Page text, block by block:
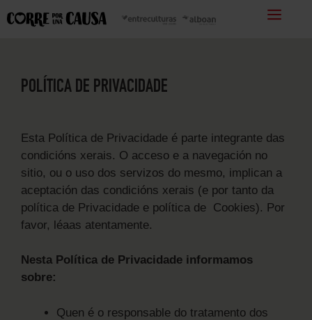
POLÍTICA DE PRIVACIDADE
Esta Política de Privacidade é parte integrante das
condicións xerais. O acceso e a navegación no
sitio, ou o uso dos servizos do mesmo, implican a
aceptación das condicións xerais (e por tanto da
política de Privacidade e política de Cookies). Por
favor, léaas atentamente.
Nesta Política de Privacidade informamos
sobre:
Quen é o responsable do tratamento dos